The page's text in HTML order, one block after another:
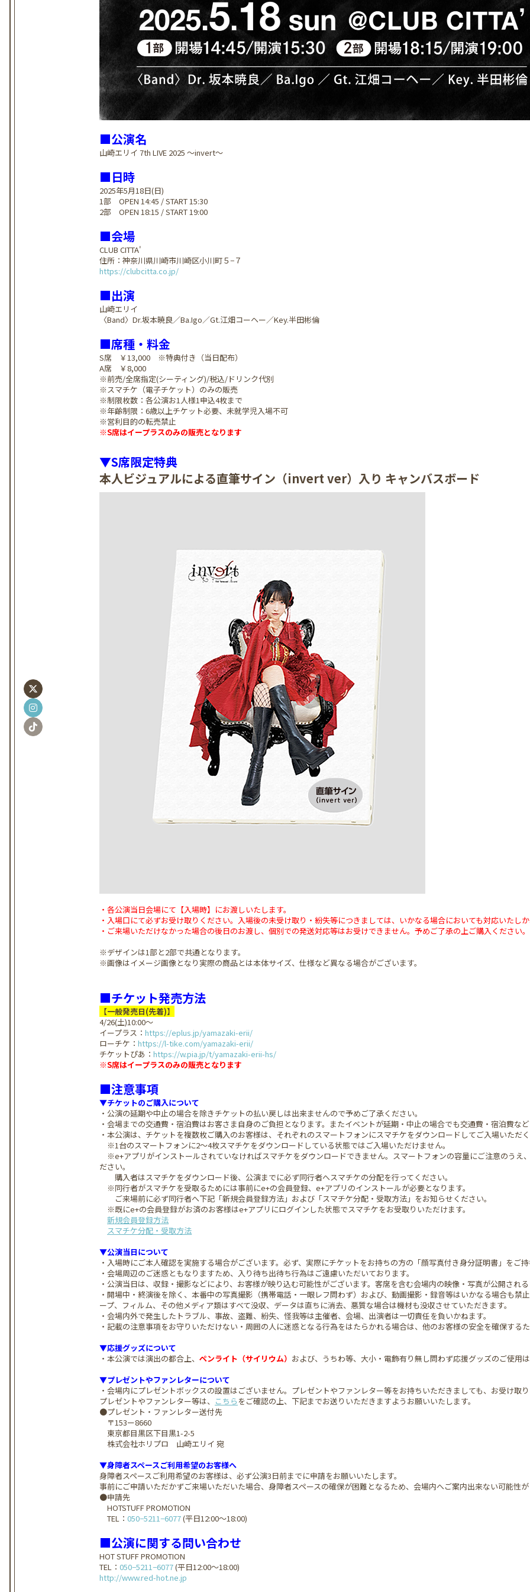
■公演名
山崎エリイ 7th LIVE 2025 ～invert〜
■日時
2025年5月18日(日)
1部 OPEN 14:45 / START 15:30
2部 OPEN 18:15 / START 19:00
■会場
CLUB CITTA'
住所：神奈川県川崎市川崎区小川町５−７
https://clubcitta.co.jp/
■出演
山崎エリイ
〈Band〉Dr.坂本暁良／Ba.Igo／Gt.江畑コーヘー／Key.半田彬倫
■席種・料金
S席 ￥13,000 ※特典付き（当日配布）
A席 ￥8,000
※前売/全席指定(シーティング)/税込/ドリンク代別
※スマチケ（電子チケット）のみの販売
※制限枚数：各公演お1人様1申込4枚まで
※年齢制限：6歳以上チケット必要、未就学児入場不可
※営利目的の転売禁止
※S席はイープラスのみの販売となります
▼S席限定特典
本人ビジュアルによる直筆サイン（invert ver）入り キャンバスボード
・各公演当日会場にて【入場時】にお渡しいたします。
・入場口にて必ずお受け取りください。入場後の未受け取り・紛失等につきましては、いかなる場合においても対応いたし
・ご来場いただけなかった場合の後日のお渡し、個別での発送対応等はお受けできません。予めご了承の上ご購入ください。
※デザインは1部と2部で共通となります。
※画像はイメージ画像となり実際の商品とは本体サイズ、仕様など異なる場合がございます。
■チケット発売方法
【一般発売日(先着)】
4/26(土)10:00～
イープラス： https://eplus.jp/yamazaki-erii/
ローチケ： https://l-tike.com/yamazaki-erii/
チケットぴあ： https://w.pia.jp/t/yamazaki-erii-hs/
※S席はイープラスのみの販売となります
■注意事項
▼チケットのご購入について
・公演の延期や中止の場合を除きチケットの払い戻しは出来ませんので予めご了承ください。
・会場までの交通費・宿泊費はお客さま自身のご負担となります。またイベントが延期・中止の場合でも交通費・宿泊費な
・本公演は、チケットを複数枚ご購入のお客様は、それぞれのスマートフォンにスマチケをダウンロードしてご入場いただ
※1台のスマートフォンに2～4枚スマチケをダウンロードしている状態ではご入場いただけません。
※e+アプリがインストールされていなければスマチケをダウンロードできません。スマートフォンの容量にご注意のうえ
ださい。
購入者はスマチケをダウンロード後、公演までに必ず同行者へスマチケの分配を行ってください。
※同行者がスマチケを受取るためには事前にe+の会員登録、e+アプリのインストールが必要となります。
ご来場前に必ず同行者へ下記「新規会員登録方法」および「スマチケ分配・受取方法」をお知らせください。
※既にe+の会員登録がお済のお客様はe+アプリにログインした状態でスマチケをお受取りいただけます。
新規会員登録方法
スマチケ分配・受取方法
▼公演当日について
・入場時にご本人確認を実施する場合がございます。必ず、実際にチケットをお持ちの方の「顔写真付き身分証明書」をご
・会場周辺のご迷惑ともなりますため、入り待ち出待ち行為はご遠慮いただいております。
・公演当日は、収録・撮影などにより、お客様が映り込む可能性がございます。客席を含む会場内の映像・写真が公開され
・開場中・終演後を除く、本番中の写真撮影（携帯電話・一眼レフ問わず）および、動画撮影・録音等はいかなる場合も禁
ープ、フィルム、その他メディア類はすべて没収、データは直ちに消去、悪質な場合は機材も没収させていただきます。
・会場内外で発生したトラブル、事故、盗難、紛失、怪我等は主催者、会場、出演者は一切責任を負いかねます。
・記載の注意事項をお守りいただけない・周囲の人に迷惑となる行為をはたらかれる場合は、他のお客様の安全を確保する
▼応援グッズについて
・本公演では演出の都合上、 ペンライト（サイリウム） および、うちわ等、大小・電飾有り無し問わず応援グッズのご使用
▼プレゼントやファンレターについて
・会場内にプレゼントボックスの設置はございません。プレゼントやファンレター等をお持ちいただきましても、お受け取
プレゼントやファンレター等は、 こちら をご確認の上、下記までお送りいただきますようお願いいたします。
●プレゼント・ファンレター送付先
〒153ー8660
東京都目黒区下目黒1-2-5
株式会社ホリプロ 山崎エリイ 宛
▼身障者スペースご利用希望のお客様へ
身障者スペースご利用希望のお客様は、必ず公演3日前までに申請をお願いいたします。
事前にご申請いただかずご来場いただいた場合、身障者スペースの確保が困難となるため、会場内へご案内出来ない可能性
●申請先
HOTSTUFF PROMOTION
TEL： 050−5211−6077(平日12:00～18:00)
■公演に関する問い合わせ
HOT STUFF PROMOTION
TEL： 050−5211−6077(平日12:00～18:00)
http://www.red-hot.ne.jp​